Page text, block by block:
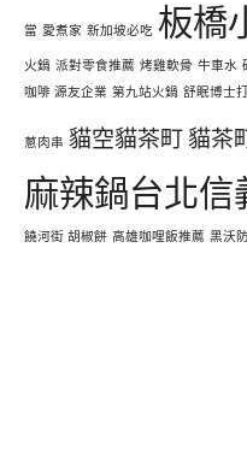
當 愛煮家 新加坡必吃 板橋
火鍋 派對零食推薦 烤雞軟骨 牛車水
咖啡 源友企業 第九站火鍋 舒眠博士
蔥肉串 貓空貓茶町貓茶
麻辣鍋台北信
饒河街 胡椒餅 高雄咖哩飯推薦 黑沃